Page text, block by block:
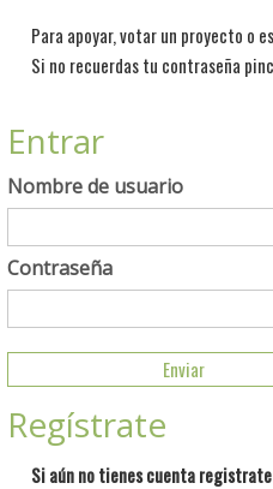
Para apoyar, votar un proyecto o
Si no recuerdas tu contraseña
Entrar
Nombre de usuario
Contraseña
Regístrate
Si aún no tienes cuenta